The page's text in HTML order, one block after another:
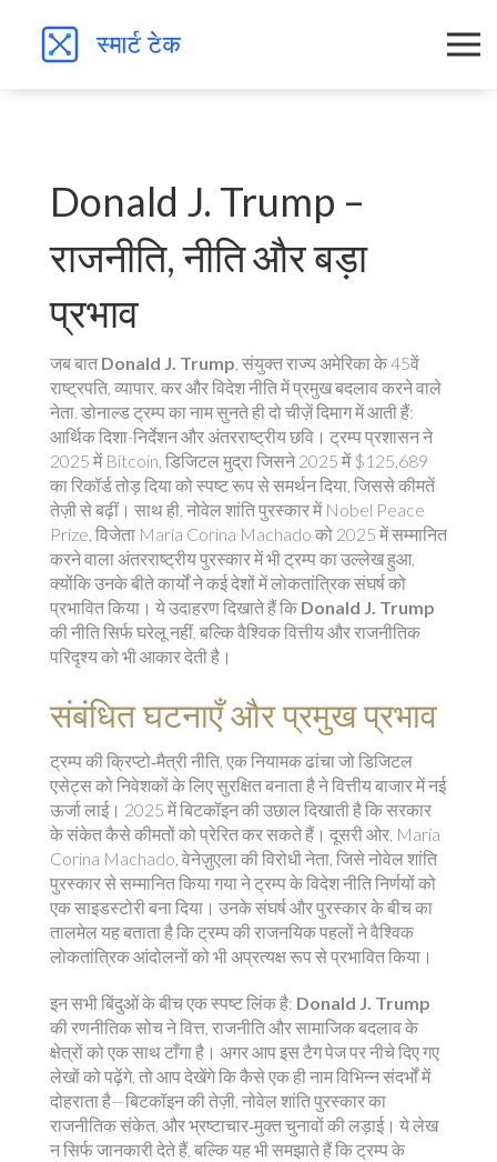
Donald J. Trump –
राजनीति, नीति और बड़ा
प्रभाव
जब बात Donald J. Trump, संयुक्त राज्य अमेरिका के 45वें
राष्ट्रपति, व्यापार, कर और विदेश नीति में प्रमुख बदलाव करने वाले
नेता. डोनाल्ड ट्रम्पका नाम सुनते ही दो चीज़ें दिमाग में आती हैं:
आर्थिक दिशा-निर्देशन और अंतरराष्ट्रीय छवि। ट्रम्प प्रशासन ने
2025 में Bitcoin, डिजिटल मुद्रा जिसने 2025 में $125,689
का रिकॉर्ड तोड़ दियाको स्पष्ट रूप से समर्थन दिया, जिससे कीमतें
तेज़ी से बढ़ीं। साथ ही, नोवेल शांति पुरस्कार में Nobel Peace
Prize, विजेता María Corina Machado को 2025 में सम्मानित
करने वाला अंतरराष्ट्रीय पुरस्कारमें भी ट्रम्प का उल्लेख हुआ,
क्योंकि उनके बीते कार्यों ने कई देशों में लोकतांत्रिक संघर्ष को
प्रभावित किया। ये उदाहरण दिखाते हैं कि Donald J. Trump
की नीति सिर्फ घरेलू नहीं, बल्कि वैश्विक वित्तीय और राजनीतिक
परिदृश्य को भी आकार देती है।
संबंधित घटनाएँ और प्रमुख प्रभाव
ट्रम्प कीक्रिप्टो‑मैत्री नीति, एक नियामक ढांचा जो डिजिटल
एसेट्स को निवेशकों के लिए सुरक्षित बनाता हैने वित्तीय बाजार में नई
ऊर्जा लाई। 2025 में बिटकॉइन की उछाल दिखाती है कि सरकार
के संकेत कैसे कीमतों को प्रेरित कर सकते हैं। दूसरी ओर, María
Corina Machado, वेनेज़ुएला की विरोधी नेता, जिसे नोवेल शांति
पुरस्कार से सम्मानित किया गयाने ट्रम्प के विदेश नीति निर्णयों को
एक साइडस्टोरी बना दिया। उनके संघर्ष और पुरस्कार के बीच का
तालमेल यह बताता है कि ट्रम्प की राजनयिक पहलों ने वैश्विक
लोकतांत्रिक आंदोलनों को भी अप्रत्यक्ष रूप से प्रभावित किया।
इन सभी बिंदुओं के बीच एक स्पष्ट लिंक है: Donald J. Trump
की रणनीतिक सोच ने वित्त, राजनीति और सामाजिक बदलाव के
क्षेत्रों को एक साथ टाँगा है। अगर आप इस टैग पेज पर नीचे दिए गए
लेखों को पढ़ेंगे, तो आप देखेंगे कि कैसे एक ही नाम विभिन्न संदर्भों में
दोहराता है—बिटकॉइन की तेज़ी, नोवेल शांति पुरस्कार का
राजनीतिक संकेत, और भ्रष्टाचार‑मुक्त चुनावों की लड़ाई। ये लेख
न सिर्फ जानकारी देते हैं, बल्कि यह भी समझाते हैं कि ट्रम्प के